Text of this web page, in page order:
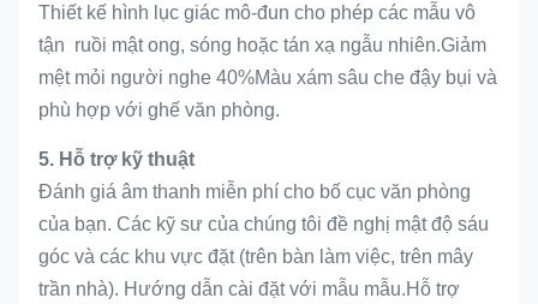
Thiết kế hình lục giác mô-đun cho phép các mẫu vô
tận ️ ruồi mật ong, sóng hoặc tán xạ ngẫu nhiên.Giảm
mệt mỏi người nghe 40%Màu xám sâu che đậy bụi và
phù hợp với ghế văn phòng.
5. Hỗ trợ kỹ thuật
Đánh giá âm thanh miễn phí cho bố cục văn phòng
của bạn. Các kỹ sư của chúng tôi đề nghị mật độ sáu
góc và các khu vực đặt (trên bàn làm việc, trên mây
trần nhà). Hướng dẫn cài đặt với mẫu mẫu.Hỗ trợ